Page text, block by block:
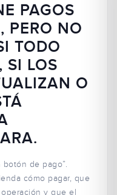
PAGOS
PERO NO
TODO
SI LOS
O
de pago”.
cómo pagar, que
y que el